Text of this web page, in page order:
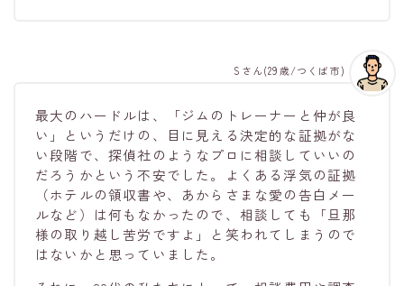
最大のハードルは、「ジムのトレーナーと仲が良
い」というだけの、目に見える決定的な証拠がな
い段階で、探偵社のようなプロに相談していいの
だろうかという不安でした。よくある浮気の証拠
（ホテルの領収書や、あからさまな愛の告白メー
ルなど）は何もなかったので、相談しても「旦那
様の取り越し苦労ですよ」と笑われてしまうので
はないかと思っていました。
Sさん(29歳/つくば市)